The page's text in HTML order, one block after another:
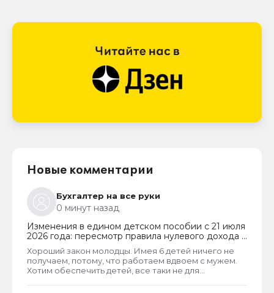
Новые комментарии
Бухгалтер на все руки
0 минут назад
Изменения в едином детском пособии с 21 июля
2026 года: пересмотр правила нулевого дохода и
новый порядок оформления пособий по месту
пребывания
Хороший закон молодцы. Имея 6 детей ничего не
получаем, потому, что работаем вдвоем с мужем.
Хотим обеспечить детей, все таки не для